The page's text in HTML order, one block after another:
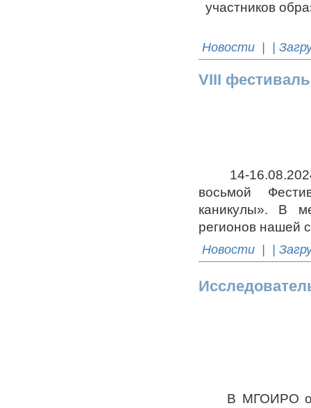
участников
Новости | |
VIII
14-16.08.2024
восьмой
каникулы». В
регионов нашей
Новости | |
В МГОИРО